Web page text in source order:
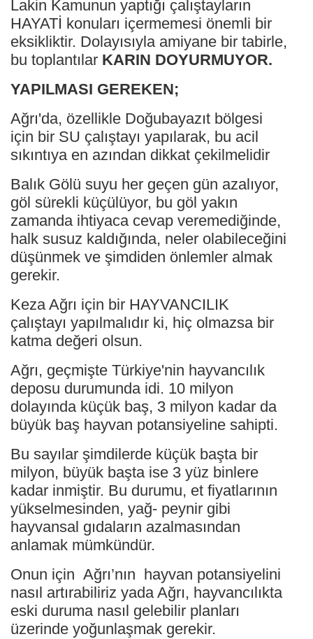
Lakin Kamunun yaptığı çalıştayların
HAYATİ konuları içermemesi önemli bir
eksikliktir. Dolayısıyla amiyane bir tabirle,
bu toplantılar KARIN DOYURMUYOR.
YAPILMASI GEREKEN;
Ağrı'da, özellikle Doğubayazıt bölgesi
için bir SU çalıştayı yapılarak, bu acil
sıkıntıya en azından dikkat çekilmelidir
Balık Gölü suyu her geçen gün azalıyor,
göl sürekli küçülüyor, bu göl yakın
zamanda ihtiyaca cevap veremediğinde,
halk susuz kaldığında, neler olabileceğini
düşünmek ve şimdiden önlemler almak
gerekir.
Keza Ağrı için bir HAYVANCILIK
çalıştayı yapılmalıdır ki, hiç olmazsa bir
katma değeri olsun.
Ağrı, geçmişte Türkiye'nin hayvancılık
deposu durumunda idi. 10 milyon
dolayında küçük baş, 3 milyon kadar da
büyük baş hayvan potansiyeline sahipti.
Bu sayılar şimdilerde küçük başta bir
milyon, büyük başta ise 3 yüz binlere
kadar inmiştir. Bu durumu, et fiyatlarının
yükselmesinden, yağ- peynir gibi
hayvansal gıdaların azalmasından
anlamak mümkündür.
Onun için Ağrı’nın hayvan potansiyelini
nasıl artırabiliriz yada Ağrı, hayvancılıkta
eski duruma nasıl gelebilir planları
üzerinde yoğunlaşmak gerekir.